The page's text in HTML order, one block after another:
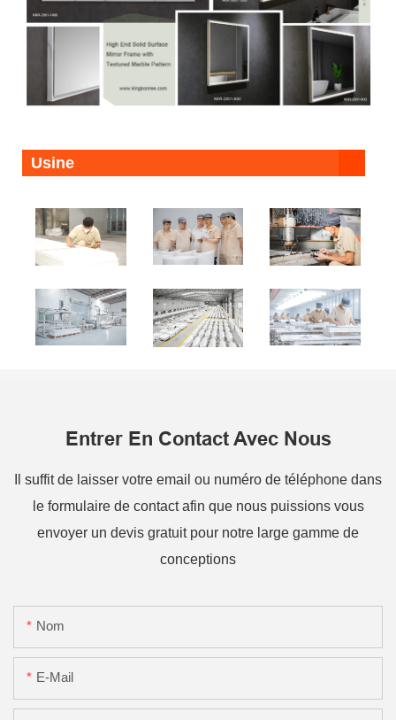
Usine
Entrer En Contact Avec Nous
Il suffit de laisser votre email ou numéro de téléphone dans
le formulaire de contact afin que nous puissions vous
envoyer un devis gratuit pour notre large gamme de
conceptions
Nom
E-Mail